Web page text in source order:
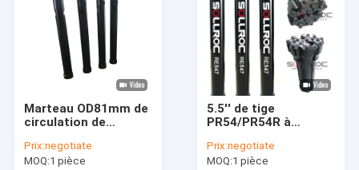
Marteau OD81mm de
circulation de
le perçage noir
d'exploration de
Prix:negotiate
MOQ:1 pièce
5.5'' de tige
PR54/PR54R à
RC marteau de
forage pour
Prix:negotiate
MOQ:1 pièce